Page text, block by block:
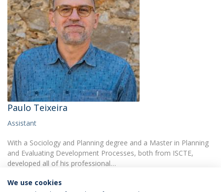
Paulo Teixeira
Assistant
With a Sociology and Planning degree and a Master in Planning
and Evaluating Development Processes, both from ISCTE,
developed all of his professional…
We use cookies